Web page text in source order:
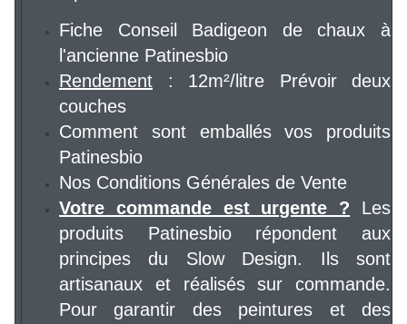
Fiche Conseil Badigeon de chaux à
l'ancienne Patinesbio
Rendement : 12m²/litre Prévoir deux
couches
Comment sont emballés vos produits
Patinesbio
Nos Conditions Générales de Vente
Votre commande est urgente ? Les
produits Patinesbio répondent aux
principes du Slow Design. Ils sont
artisanaux et réalisés sur commande.
Pour garantir des peintures et des